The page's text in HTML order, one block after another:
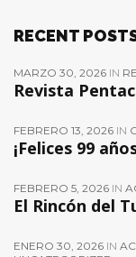
RECENT
MARZO 30, 2026 IN
Revista
FEBRERO 13, 2026 IN
¡Felices 99
FEBRERO 5, 2026 IN
El Rincón del
ENERO 30, 2026 IN